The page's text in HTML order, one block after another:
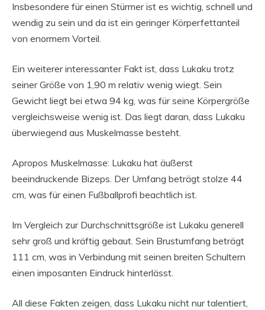
Insbesondere für einen Stürmer ist es wichtig, schnell und
wendig zu sein und da ist ein geringer Körperfettanteil
von enormem Vorteil.
Ein weiterer interessanter Fakt ist, dass Lukaku trotz
seiner Größe von 1,90 m relativ wenig wiegt. Sein
Gewicht liegt bei etwa 94 kg, was für seine Körpergröße
vergleichsweise wenig ist. Das liegt daran, dass Lukaku
überwiegend aus Muskelmasse besteht.
Apropos Muskelmasse: Lukaku hat äußerst
beeindruckende Bizeps. Der Umfang beträgt stolze 44
cm, was für einen Fußballprofi beachtlich ist.
Im Vergleich zur Durchschnittsgröße ist Lukaku generell
sehr groß und kräftig gebaut. Sein Brustumfang beträgt
111 cm, was in Verbindung mit seinen breiten Schultern
einen imposanten Eindruck hinterlässt.
All diese Fakten zeigen, dass Lukaku nicht nur talentiert,